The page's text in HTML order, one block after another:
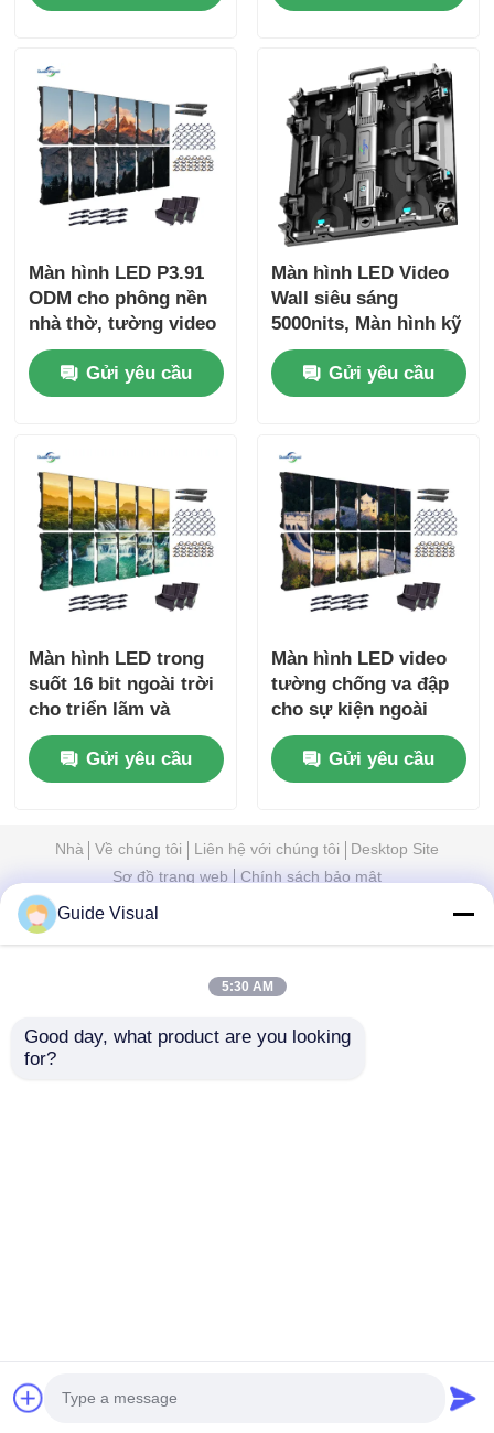
trong nhà và ngoài
Màn hình LED P3.91
ODM cho phông nền
nhà thờ, tường video
800W
Gửi yêu cầu
Màn hình LED Video
Wall siêu sáng
5000nits, Màn hình kỹ
thuật số P2.9 P3.9
cho Trung tâm
thương mại
Gửi yêu cầu
Màn hình LED trong
suốt 16 bit ngoài trời
cho triển lãm và
chương trình trong
nhà
Gửi yêu cầu
Màn hình LED video
tường chống va đập
cho sự kiện ngoài
trời 110V 1000nits
Gửi yêu cầu
Nhà Về chúng tôi Liên hệ với chúng tôi
Desktop Site
Sơ đồ trang web
Chính sách bảo mật
trung quốc.Copyright © 2026 Shenzhen Guide
Guide Visual
5:30 AM
Good day, what product are you looking
for?